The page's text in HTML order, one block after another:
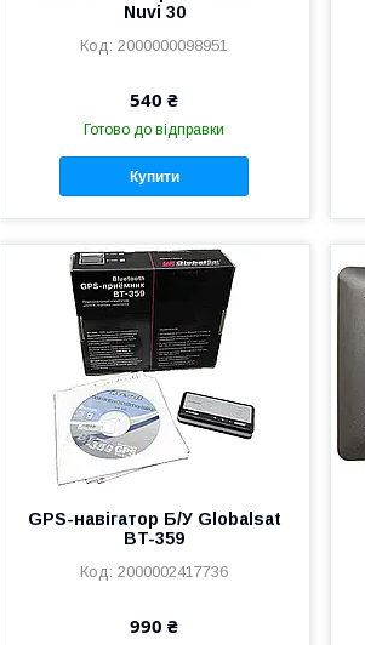
Nuvi 30
2000000098951
540 ₴
Готово до відправки
Купити
GPS-навігатор Б/У Globalsat
BT-359
2000002417736
990 ₴